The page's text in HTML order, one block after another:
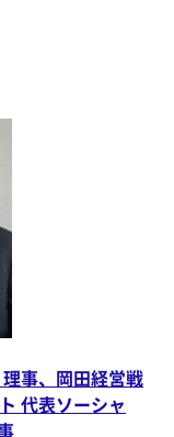
事、岡田経営戦
代表ソーシャ